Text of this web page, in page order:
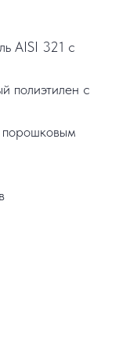
AISI 321 с
полиэтилен с
порошковым